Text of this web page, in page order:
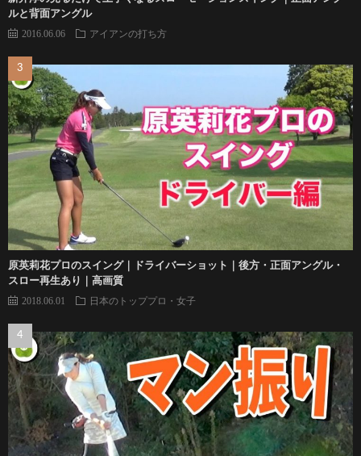
ルと背面アングル
2016.06.06 アイアンの打ち方
原英莉花プロのスイング｜ドライバーショット｜後方・正面アングル・
スロー再生あり｜高画質
2018.06.01 日本のトッププロ・女子